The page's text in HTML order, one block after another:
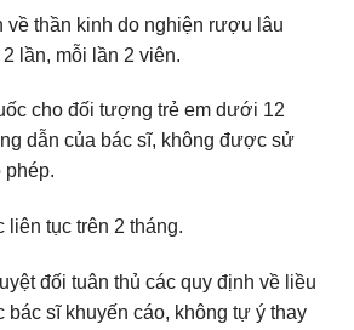
về thần kinh do nghiện rượu lâu
lần, mỗi lần 2 viên.
cho đối tượng trẻ em dưới 12
dẫn của bác sĩ, không được sử
phép.
liên tục trên 2 tháng.
đối tuân thủ các quy định về liều
bác sĩ khuyến cáo, không tự ý thay